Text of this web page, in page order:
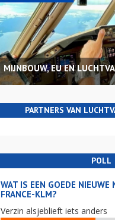
MIJNBOUW, EU EN
PARTNERS VAN
POLL
WAT IS EEN GOEDE NIEUWE
FRANCE-KLM?
Verzin alsjeblieft iets anders